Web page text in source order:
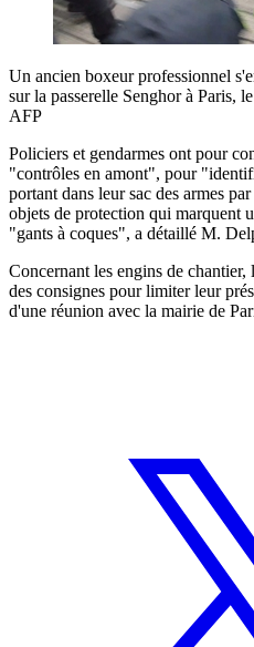
Un ancien boxeur professionnel
sur la passerelle Senghor à Paris,
AFP
Policiers et gendarmes ont pour
"contrôles en amont", pour
portant dans leur sac des armes
objets de protection qui marquent
"gants à coques", a détaillé M.
Concernant les engins de
des consignes pour limiter leur
d'une réunion avec la mairie de